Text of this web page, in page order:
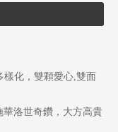
樣化，雙顆愛心,雙面
洛世奇鑽，大方高貴